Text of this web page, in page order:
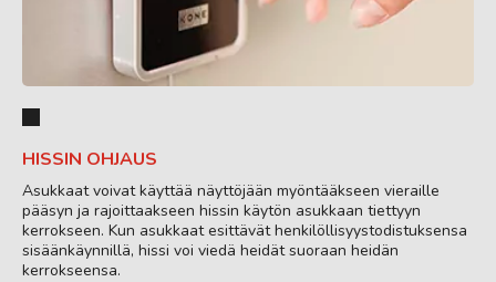
HISSIN OHJAUS
Asukkaat voivat käyttää näyttöjään myöntääkseen vieraille
pääsyn ja rajoittaakseen hissin käytön asukkaan tiettyyn
kerrokseen. Kun asukkaat esittävät henkilöllisyystodistuksensa
sisäänkäynnillä, hissi voi viedä heidät suoraan heidän
kerrokseensa.